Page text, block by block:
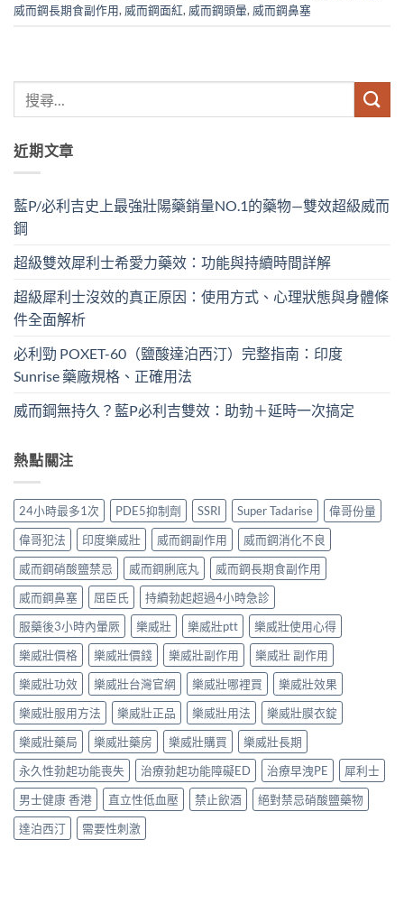
威而鋼長期食副作用, 威而鋼面紅, 威而鋼頭暈, 威而鋼鼻塞
近期文章
藍P/必利吉史上最強壯陽藥銷量NO.1的藥物—雙效超級威而
鋼
超級雙效犀利士希愛力藥效：功能與持續時間詳解
超級犀利士沒效的真正原因：使用方式、心理狀態與身體條
件全面解析
必利勁 POXET-60（鹽酸達泊西汀）完整指南：印度
Sunrise 藥廠規格、正確用法
威而鋼無持久？藍P必利吉雙效：助勃＋延時一次搞定
熱點關注
24小時最多1次 PDE5抑制劑 SSRI Super Tadarise
偉哥份量
偉哥犯法
印度樂威壯 威而鋼副作用
威而鋼消化不良
威而鋼硝酸鹽禁忌
威而鋼脷底丸
威而鋼長期食副作用
威而鋼鼻塞
屈臣氏
持續勃起超過4小時急診
服藥後3小時內暈厥
樂威壯 樂威壯ptt
樂威壯使用心得
樂威壯價格
樂威壯價錢 樂威壯副作用
樂威壯 副作用
樂威壯功效
樂威壯台灣官網 樂威壯哪裡買
樂威壯效果
樂威壯服用方法
樂威壯正品 樂威壯用法
樂威壯膜衣錠
樂威壯藥局
樂威壯藥房 樂威壯購買
樂威壯長期
永久性勃起功能喪失
治療勃起功能障礙ED 治療早洩PE
犀利士
男士健康 香港
直立性低血壓 禁止飲酒
絕對禁忌硝酸鹽藥物
達泊西汀
需要性刺激